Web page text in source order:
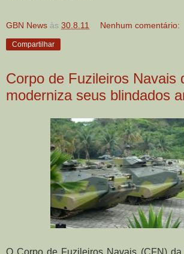
GBN News às 30.8.11 Nenhum comentário:
Compartilhar
Corpo de Fuzileiros Navais
moderniza seus blindados
O Corpo de Fuzileiros Navais (CFN) da